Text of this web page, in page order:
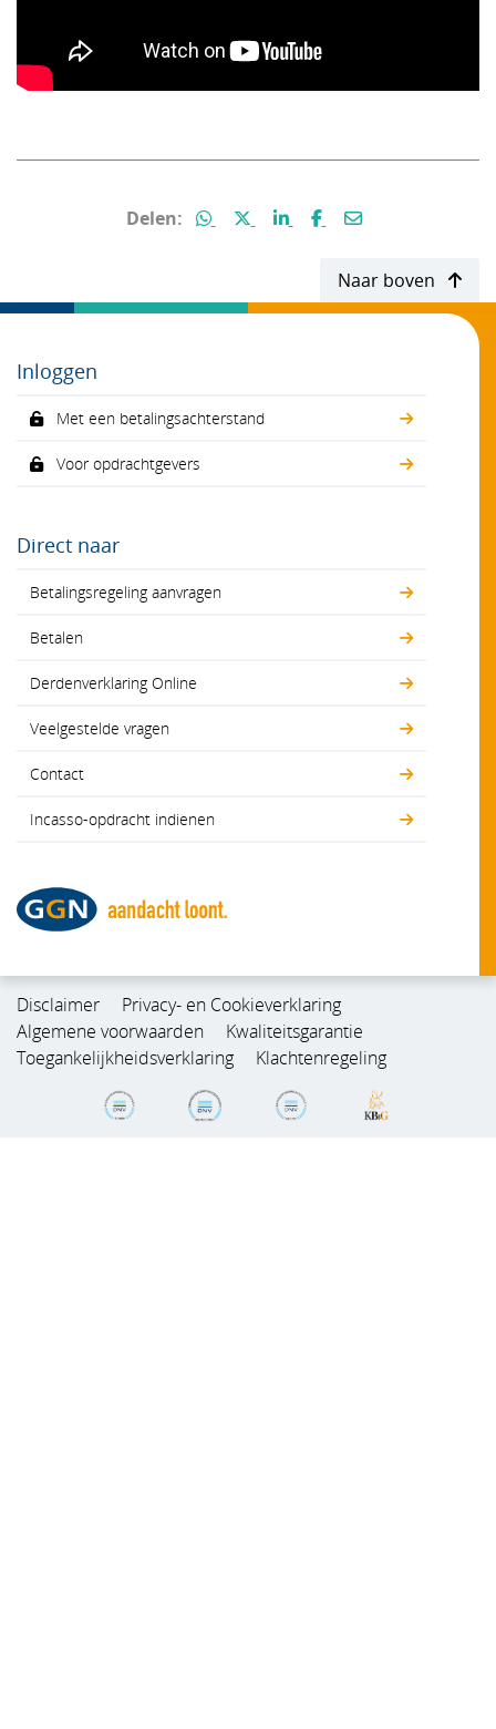
Delen: Deel deze pagina via WhatsApp
Deel deze pagina via X
Deel deze pagina via
Deel deze pagina
Deel deze
Naar boven
Inloggen
Met een betalingsachterstand
Voor opdrachtgevers
Direct naar
Betalingsregeling aanvragen
Betalen
Derdenverklaring Online
Veelgestelde vragen
Contact
Incasso-opdracht indienen
Disclaimer
Privacy- en Cookieverklaring
Algemene voorwaarden
Kwaliteitsgarantie
Toegankelijkheidsverklaring
Klachtenregeling